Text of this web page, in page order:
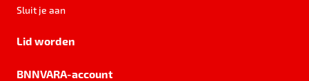
Sluit je aan
Lid worden
BNNVARA-account